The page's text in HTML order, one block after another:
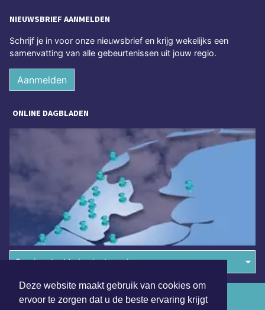
Deze website maakt gebruik van cookies om
ervoor te zorgen dat u de beste ervaring krijgt
NIEUWSBRIEF AANMELDEN
Schrijf je in voor onze nieuwsbrief en krijg wekelijks een
samenvatting van alle gebeurtenissen uit jouw regio.
Aanmelden
ONLINE DAGBLADEN
Overige dagbladen in de regio
Algemene voorwaarden